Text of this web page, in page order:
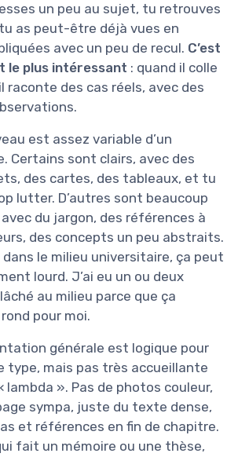
un peu au sujet, tu retrouves
as peut-être déjà vues en
avec un peu de recul. C’est
le plus intéressant : quand il colle
raconte des cas réels, avec des
est assez variable d’un
Certains sont clairs, avec des
des cartes, des tableaux, et tu
lutter. D’autres sont beaucoup
du jargon, des références à
des concepts un peu abstraits.
dans le milieu universitaire, ça peut
lourd. J’ai eu un ou deux
au milieu parce que ça
pour moi.
générale est logique pour
type, mais pas très accueillante
lambda ». Pas de photos couleur,
sympa, juste du texte dense,
et références en fin de chapitre.
fait un mémoire ou une thèse,